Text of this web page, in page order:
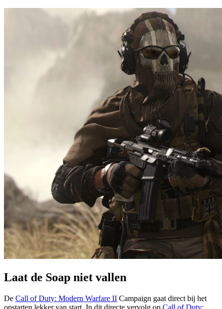
Laat de Soap niet vallen
De Call of Duty: Modern Warfare II Campaign gaat direct bij het
opstarten lekker van start. In dit directe vervolg op Call of Duty: